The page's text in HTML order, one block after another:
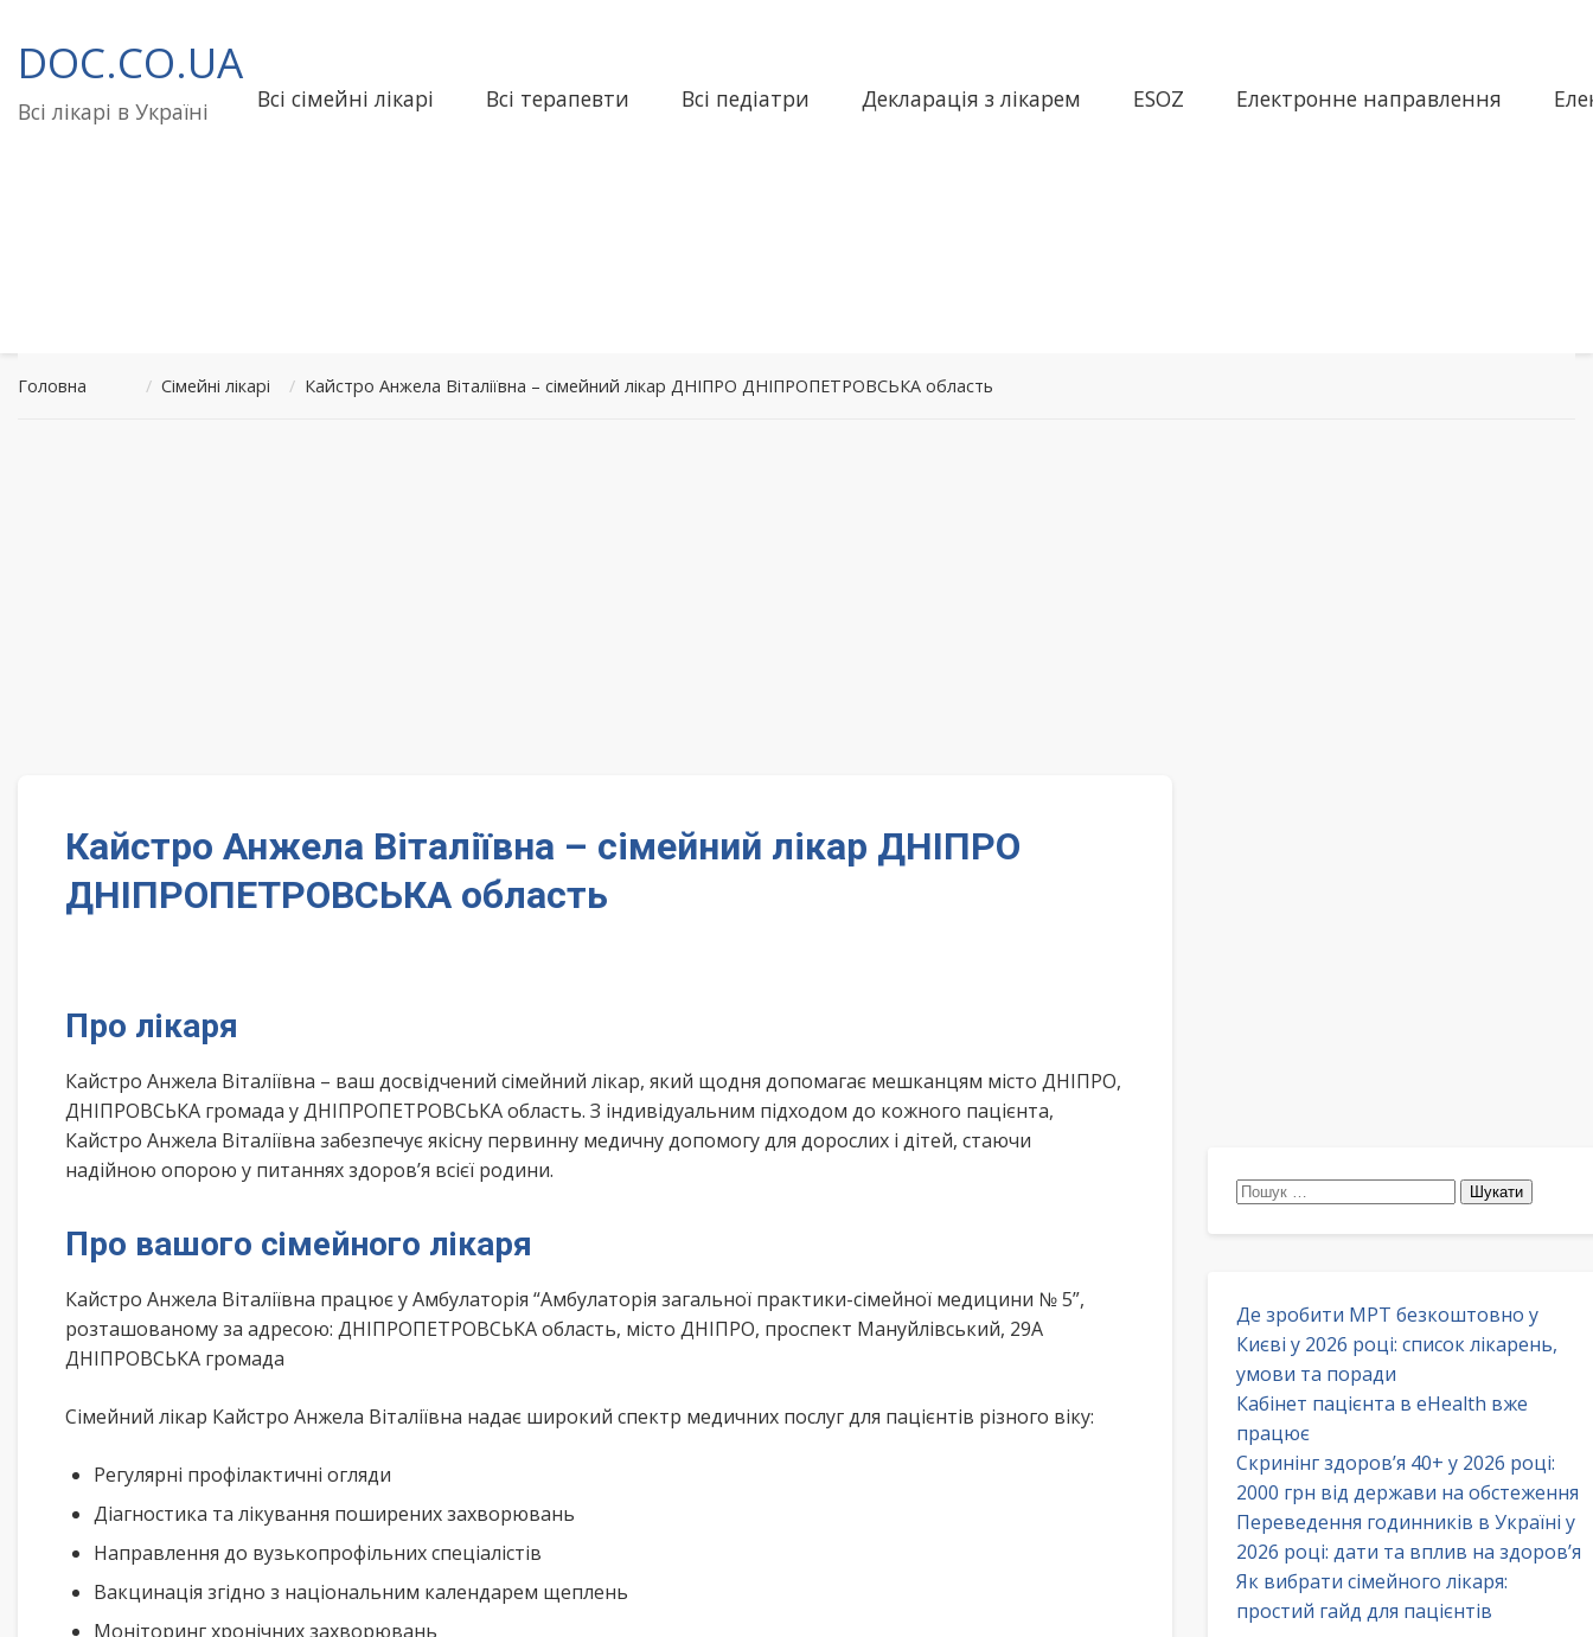
до
вмісту
DOC.CO.UA
Всі лікарі в Україні Всі сімейні лікарі Всі терапевти Всі педіатри Декларація з лікарем ESOZ Електронне направлення
Головна / Сімейні лікарі / Кайстро Анжела Віталіївна – сімейний лікар ДНІПРО ДНІПРОПЕТРОВСЬКА область
Кайстро Анжела Віталіївна – сімейний лікар ДНІПРО
ДНІПРОПЕТРОВСЬКА область
Про лікаря
Кайстро Анжела Віталіївна – ваш досвідчений сімейний лікар, який щодня допомагає мешканцям місто ДНІПРО,
ДНІПРОВСЬКА громада у ДНІПРОПЕТРОВСЬКА область. З індивідуальним підходом до кожного пацієнта,
Кайстро Анжела Віталіївна забезпечує якісну первинну медичну допомогу для дорослих і дітей, стаючи
надійною опорою у питаннях здоров’я всієї родини.
Про вашого сімейного лікаря
Кайстро Анжела Віталіївна працює у Амбулаторія “Амбулаторія загальної практики-сімейної медицини № 5”,
розташованому за адресою: ДНІПРОПЕТРОВСЬКА область, місто ДНІПРО, проспект Мануйлівський, 29А
ДНІПРОВСЬКА громада
Сімейний лікар Кайстро Анжела Віталіївна надає широкий спектр медичних послуг для пацієнтів різного віку:
Регулярні профілактичні огляди
Діагностика та лікування поширених захворювань
Направлення до вузькопрофільних спеціалістів
Вакцинація згідно з національним календарем щеплень
Моніторинг хронічних захворювань
Пошук:
Де зробити МРТ безкоштовно у
Києві у 2026 році: список лікарень,
умови та поради
Кабінет пацієнта в eHealth вже
працює
Скринінг здоров’я 40+ у 2026 році:
2000 грн від держави на обстеження
Переведення годинників в Україні у
2026 році: дати та вплив на здоров’я
Як вибрати сімейного лікаря:
простий гайд для пацієнтів